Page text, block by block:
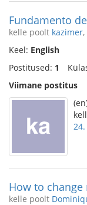
Fundamento
kelle poolt kazimer
Keel: English
Postitused: 1
Viimane postitus
How to change
kelle poolt